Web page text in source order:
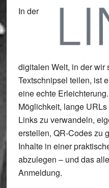
In der
digitalen Welt, in der wir
Textschnipsel teilen, ist
eine echte
Möglichkeit, lange
Links zu verwandeln,
erstellen, QR-Codes zu
Inhalte in einer
abzulegen – und das
Anmeldung.